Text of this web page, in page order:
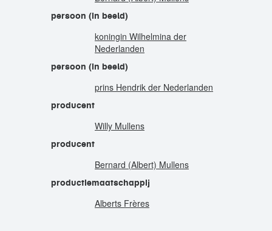
persoon (in beeld)
koningin Wilhelmina der
Nederlanden
persoon (in beeld)
prins Hendrik der Nederlanden
producent
Willy Mullens
producent
Bernard (Albert) Mullens
productiemaatschappij
Alberts Frères